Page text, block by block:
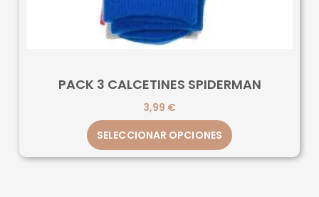
PACK 3 CALCETINES SPIDERMAN
3,99 €
SELECCIONAR OPCIONES